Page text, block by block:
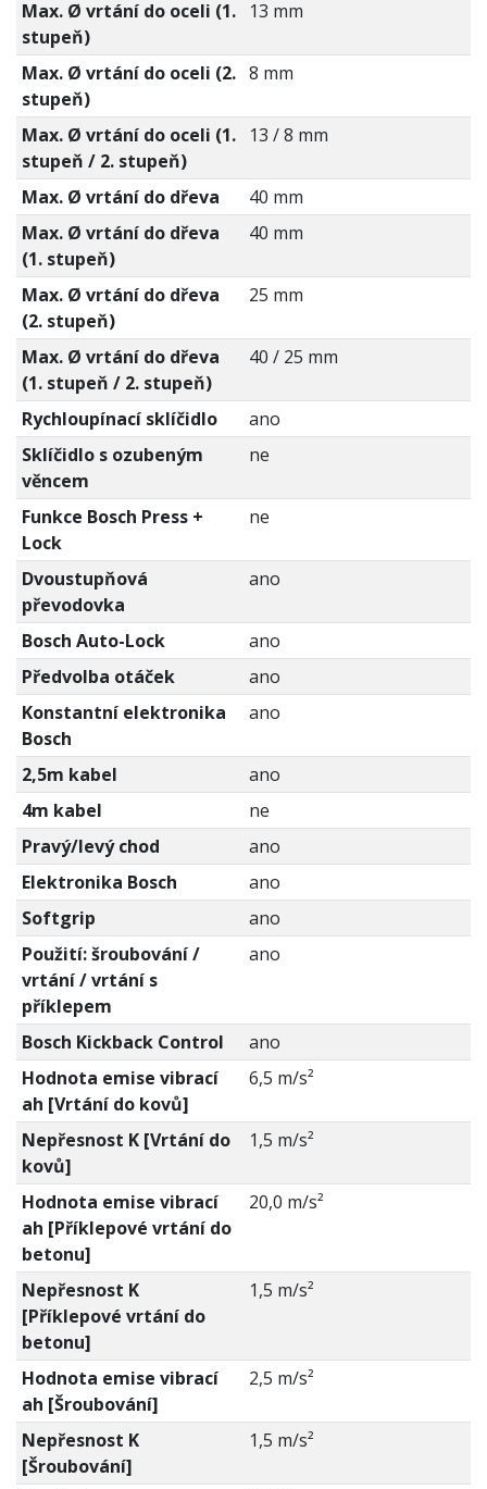
Max. Ø vrtání do oceli (1.
stupeň)
13 mm
Max. Ø vrtání do oceli (2.
stupeň)
8 mm
Max. Ø vrtání do oceli (1.
stupeň / 2. stupeň)
13 / 8 mm
Max. Ø vrtání do dřeva
40 mm
Max. Ø vrtání do dřeva
(1. stupeň)
40 mm
Max. Ø vrtání do dřeva
(2. stupeň)
25 mm
Max. Ø vrtání do dřeva
(1. stupeň / 2. stupeň)
40 / 25 mm
Rychloupínací sklíčidlo
ano
Sklíčidlo s ozubeným
věncem
ne
Funkce Bosch Press +
Lock
ne
Dvoustupňová
převodovka
ano
Bosch Auto-Lock
ano
Předvolba otáček
ano
Konstantní elektronika
Bosch
ano
2,5m kabel
ano
4m kabel
ne
Pravý/levý chod
ano
Elektronika Bosch
ano
Softgrip
ano
Použití: šroubování /
vrtání / vrtání s
příklepem
ano
Bosch Kickback Control
ano
Hodnota emise vibrací
ah [Vrtání do kovů]
6,5 m/s²
Nepřesnost K [Vrtání do
kovů]
1,5 m/s²
Hodnota emise vibrací
ah [Příklepové vrtání do
betonu]
20,0 m/s²
Nepřesnost K
[Příklepové vrtání do
betonu]
1,5 m/s²
Hodnota emise vibrací
ah [Šroubování]
2,5 m/s²
Nepřesnost K
[Šroubování]
1,5 m/s²